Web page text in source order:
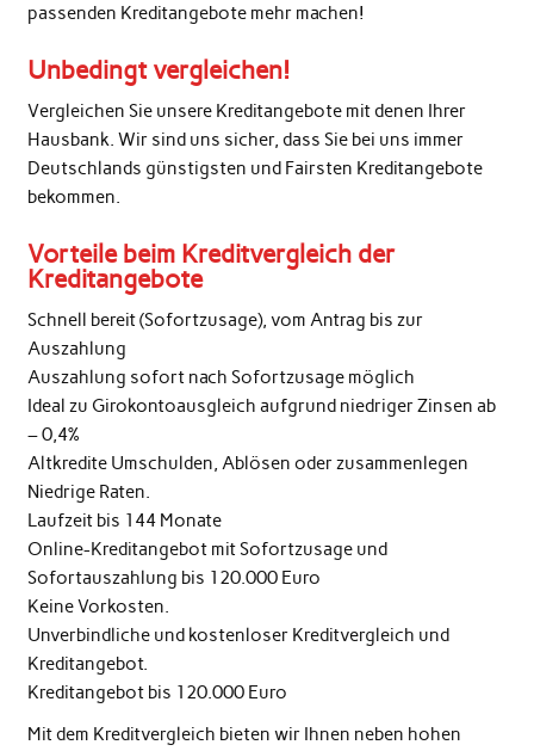
passenden Kreditangebote mehr machen!
Unbedingt vergleichen!
Vergleichen Sie unsere Kreditangebote mit denen Ihrer
Hausbank. Wir sind uns sicher, dass Sie bei uns immer
Deutschlands günstigsten und Fairsten Kreditangebote
bekommen.
Vorteile beim Kreditvergleich der
Kreditangebote
Schnell bereit (Sofortzusage), vom Antrag bis zur
Auszahlung
Auszahlung sofort nach Sofortzusage möglich
Ideal zu Girokontoausgleich aufgrund niedriger Zinsen ab
– 0,4%
Altkredite Umschulden, Ablösen oder zusammenlegen
Niedrige Raten.
Laufzeit bis 144 Monate
Online-Kreditangebot mit Sofortzusage und
Sofortauszahlung bis 120.000 Euro
Keine Vorkosten.
Unverbindliche und kostenloser Kreditvergleich und
Kreditangebot.
Kreditangebot bis 120.000 Euro
Mit dem Kreditvergleich bieten wir Ihnen neben hohen